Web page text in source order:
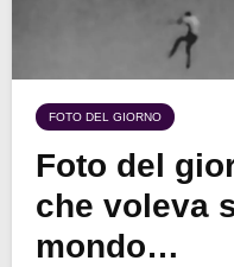
FOTO DEL GIORNO
Foto del
che voleva
mondo…